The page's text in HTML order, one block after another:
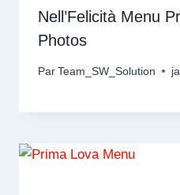
Nell’Felicità Menu
Photos
Par Team_SW_Solution